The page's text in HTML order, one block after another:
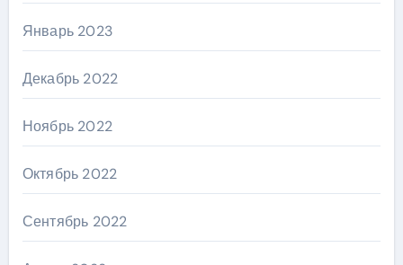
Январь 2023
Декабрь 2022
Ноябрь 2022
Октябрь 2022
Сентябрь 2022